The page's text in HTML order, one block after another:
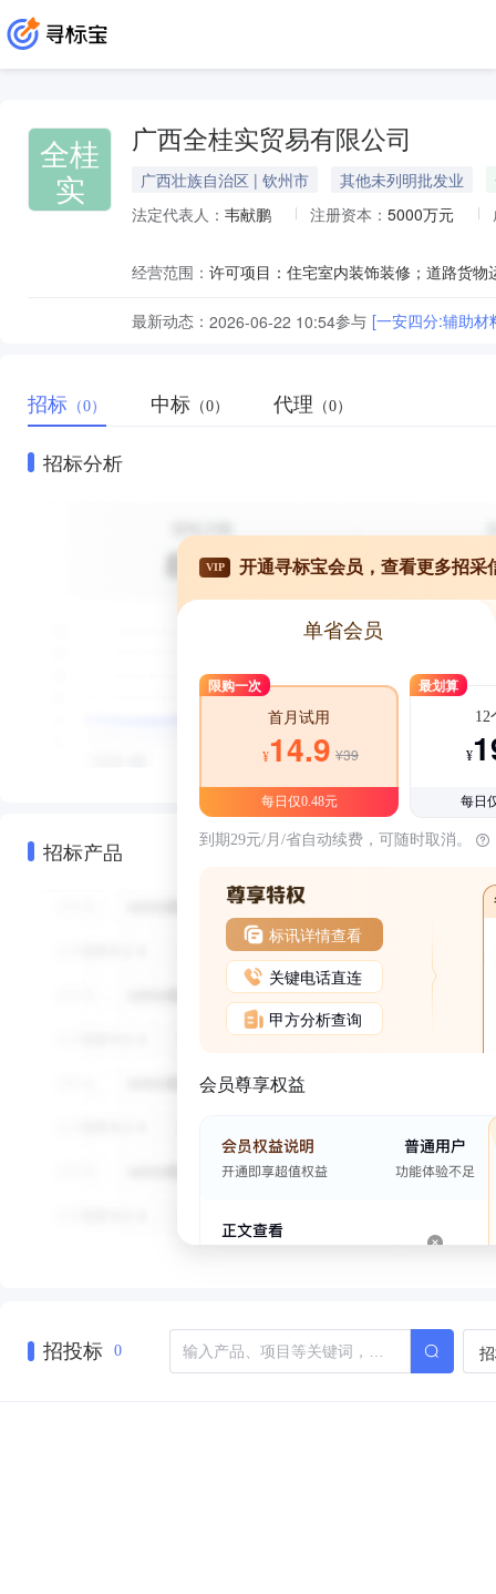
全桂
实
广西全桂实贸易有限公司
广西壮族自治区 | 钦州市 其他未列明批发业
法定代表人： 韦献鹏 注册资本： 5000万元
经营范围：
最新动态： 2026-06-22 10:54参与 [一安四分:辅助
招标 （0） 中标 （0） 代理 （0）
招标分析
招标产品
VIP 开通寻标宝会员，查看更多招采
单省会员
限购一次
首月试用
¥14.9 ¥39
每日仅0.48元
最划算
12
¥
每日
到期29元/月/省自动续费，可随时取消。
标讯详情查看
关键电话直连
甲方分析查询
会员尊享权益
招投标 0